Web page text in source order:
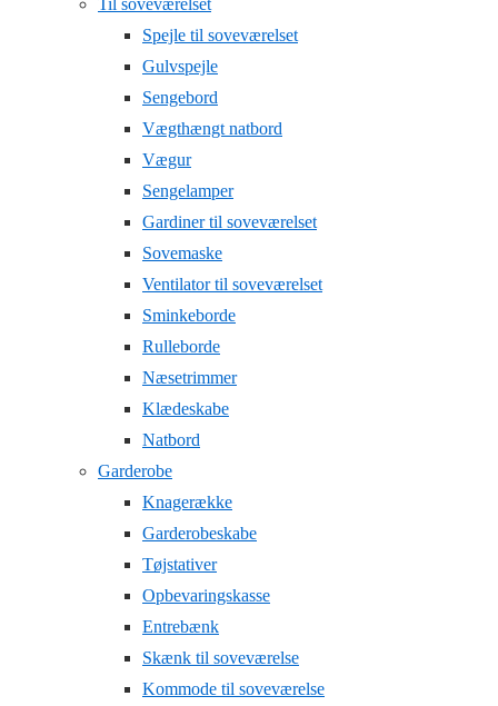
Til soveværelset
Spejle til soveværelset
Gulvspejle
Sengebord
Vægthængt natbord
Vægur
Sengelamper
Gardiner til soveværelset
Sovemaske
Ventilator til soveværelset
Sminkeborde
Rulleborde
Næsetrimmer
Klædeskabe
Natbord
Garderobe
Knagerække
Garderobeskabe
Tøjstativer
Opbevaringskasse
Entrebænk
Skænk til soveværelse
Kommode til soveværelse